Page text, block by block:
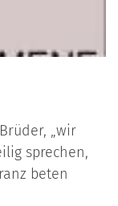
„wir
sprechen,
beten